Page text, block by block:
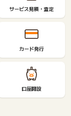
サービス見積・査定
カード発行
口座開設